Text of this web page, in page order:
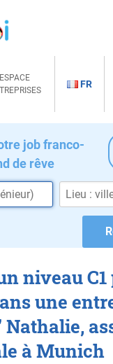
ESPACE
FR
job franco-
de rêve
niveau C1
une
Nathalie,
à Munich